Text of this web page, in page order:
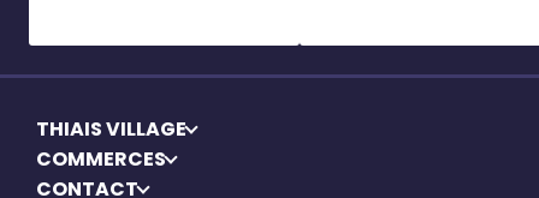
THIAIS VILLAGE
COMMERCES
CONTACT